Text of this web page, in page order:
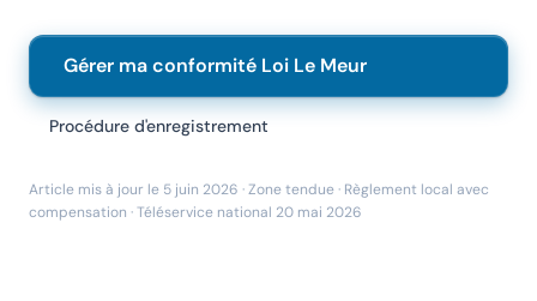
Gérer ma conformité Loi Le Meur
Procédure d'enregistrement
Article mis à jour le 5 juin 2026 · Zone tendue · Règlement local avec
compensation · Téléservice national 20 mai 2026
je vous aider ?
Hello! I'm the Chanlify assistant. How can I help?